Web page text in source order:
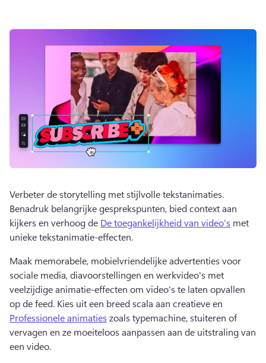
Benadruk belangrijke gesprekspunten, bied context aan
kijkers en verhoog de De toegankelijkheid van video's met
unieke tekstanimatie-effecten.
Maak memorabele, mobielvriendelijke advertenties voor
sociale media, diavoorstellingen en werkvideo's met
veelzijdige animatie-effecten om video's te laten opvallen
op de feed. Kies uit een breed scala aan creatieve en
Professionele animaties zoals typemachine, stuiteren of
vervagen en ze moeiteloos aanpassen aan de uitstraling van
een video.